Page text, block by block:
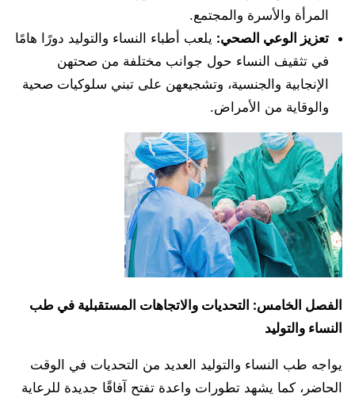
المرأة والأسرة والمجتمع.
تعزيز الوعي الصحي: يلعب أطباء النساء والتوليد دورًا هامًا
في تثقيف النساء حول جوانب مختلفة من صحتهن
الإنجابية والجنسية، وتشجيعهن على تبني سلوكيات صحية
والوقاية من الأمراض.
الفصل الخامس: التحديات والاتجاهات المستقبلية في طب
النساء والتوليد
يواجه طب النساء والتوليد العديد من التحديات في الوقت
الحاضر، كما يشهد تطورات واعدة تفتح آفاقًا جديدة للرعاية